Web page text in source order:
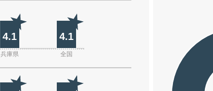
4.1 4.1
兵庫県 全国